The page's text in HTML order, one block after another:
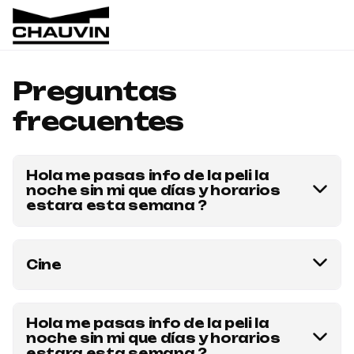
Preguntas
frecuentes
Hola me pasas info de la peli la
noche sin mi que días y horarios
estara esta semana ?
las 20 hrs y se compra por caja presencialmente.
Cine
presencialmente en la caja de chauvin!
Hola me pasas info de la peli la
noche sin mi que días y horarios